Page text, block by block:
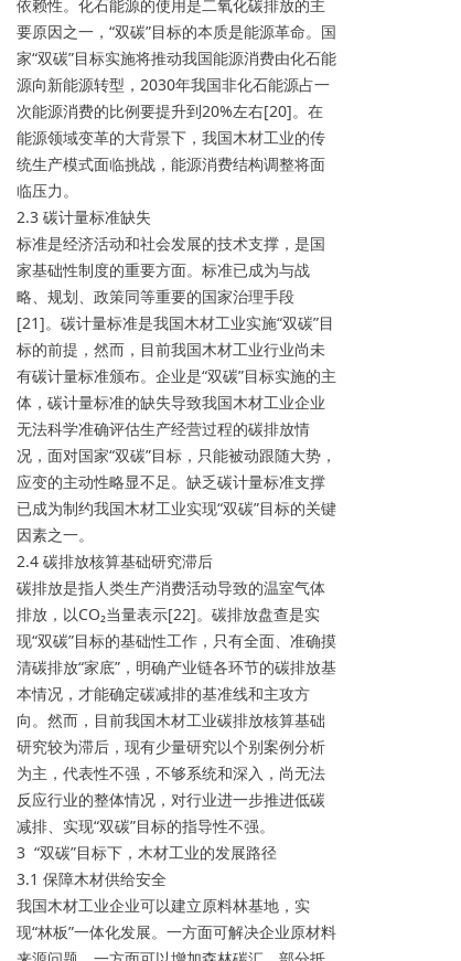
依赖性。化石能源的使用是二氧化碳排放的主
要原因之一，“双碳”目标的本质是能源革命。国
家“双碳”目标实施将推动我国能源消费由化石能
源向新能源转型，2030年我国非化石能源占一
次能源消费的比例要提升到20%左右[20]。在
能源领域变革的大背景下，我国木材工业的传
统生产模式面临挑战，能源消费结构调整将面
临压力。
2.3 碳计量标准缺失
标准是经济活动和社会发展的技术支撑，是国
家基础性制度的重要方面。标准已成为与战
略、规划、政策同等重要的国家治理手段
[21]。碳计量标准是我国木材工业实施“双碳”目
标的前提，然而，目前我国木材工业行业尚未
有碳计量标准颁布。企业是“双碳”目标实施的主
体，碳计量标准的缺失导致我国木材工业企业
无法科学准确评估生产经营过程的碳排放情
况，面对国家“双碳”目标，只能被动跟随大势，
应变的主动性略显不足。缺乏碳计量标准支撑
已成为制约我国木材工业实现“双碳”目标的关键
因素之一。
2.4 碳排放核算基础研究滞后
碳排放是指人类生产消费活动导致的温室气体
排放，以CO₂当量表示[22]。碳排放盘查是实
现“双碳”目标的基础性工作，只有全面、准确摸
清碳排放“家底”，明确产业链各环节的碳排放基
本情况，才能确定碳减排的基准线和主攻方
向。然而，目前我国木材工业碳排放核算基础
研究较为滞后，现有少量研究以个别案例分析
为主，代表性不强，不够系统和深入，尚无法
反应行业的整体情况，对行业进一步推进低碳
减排、实现“双碳”目标的指导性不强。
3 “双碳”目标下，木材工业的发展路径
3.1 保障木材供给安全
我国木材工业企业可以建立原料林基地，实
现“林板”一体化发展。一方面可解决企业原材料